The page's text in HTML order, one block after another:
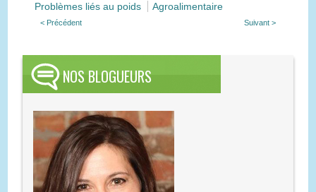
Problèmes liés au poids
Agroalimentaire
< Précédent Suivant >
NOS BLOGUEURS